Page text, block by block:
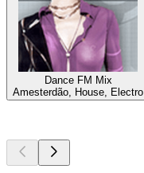
Dance FM Mix
Amesterdão, House, Electro